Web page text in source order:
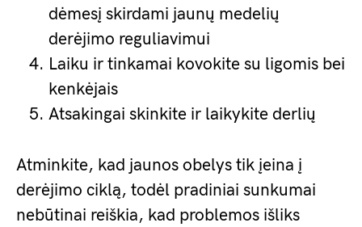
dėmesį skirdami jaunų medelių
derėjimo reguliavimui
Laiku ir tinkamai kovokite su ligomis bei
kenkėjais
Atsakingai skinkite ir laikykite derlių
Atminkite, kad jaunos obelys tik įeina į
derėjimo ciklą, todėl pradiniai sunkumai
nebūtinai reiškia, kad problemos išliks